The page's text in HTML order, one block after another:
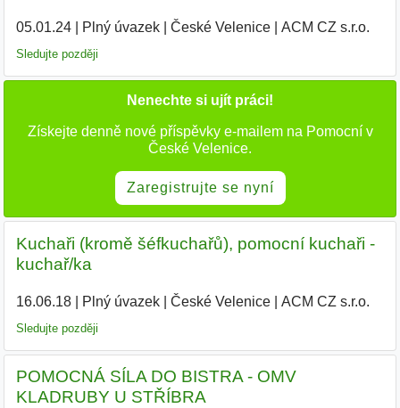
05.01.24| Plný úvazek| České Velenice| ACM CZ s.r.o.
Sledujte později
Nenechte si ujít práci!
Získejte denně nové příspěvky e-mailem na Pomocní v
České Velenice.
Zaregistrujte se nyní
Kuchaři (kromě šéfkuchařů), pomocní kuchaři -
kuchař/ka
16.06.18| Plný úvazek| České Velenice| ACM CZ s.r.o.
Sledujte později
POMOCNÁ SÍLA DO BISTRA - OMV
KLADRUBY U STŘÍBRA